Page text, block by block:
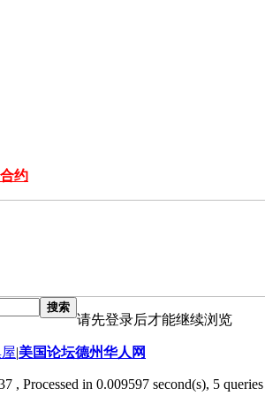
约
搜索
请先登录后才能继续浏览
|美国论坛德州华人网
, Processed in 0.009597 second(s), 5